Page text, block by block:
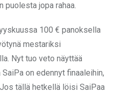
puolesta jopa rahaa.
100 € panoksella
mestariksi
Nyt tuo veto näyttää
on edennyt finaaleihin,
tällä hetkellä löisi SaiPaa